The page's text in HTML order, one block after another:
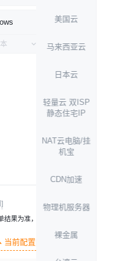
美国云
马来西亚云
日本云
轻量云 双ISP
静态住宅IP
NAT云电脑/挂
机宝
CDN加速
物理机服务器
裸金属
果为准，具体资源及是否可订购以实
当前配置[12]